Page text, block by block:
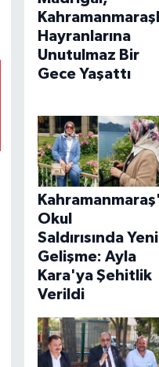
Hayranlarına
Unutulmaz Bir
Gece Yaşattı
Okul
Saldırısında Yeni
Gelişme: Ayla
Kara'ya Şehitlik
Verildi